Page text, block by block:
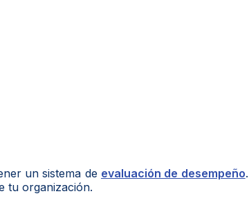
un sistema de evaluación de desempeño.
tu organización.